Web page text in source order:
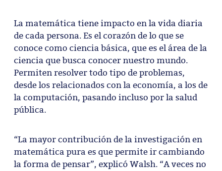
La matemática tiene impacto en la vida diaria
de cada persona. Es el corazón de lo que se
conoce como ciencia básica, que es el área de la
ciencia que busca conocer nuestro mundo.
Permiten resolver todo tipo de problemas,
desde los relacionados con la economía, a los de
la computación, pasando incluso por la salud
pública.
“La mayor contribución de la investigación en
matemática pura es que permite ir cambiando
la forma de pensar”, explicó Walsh. “A veces no